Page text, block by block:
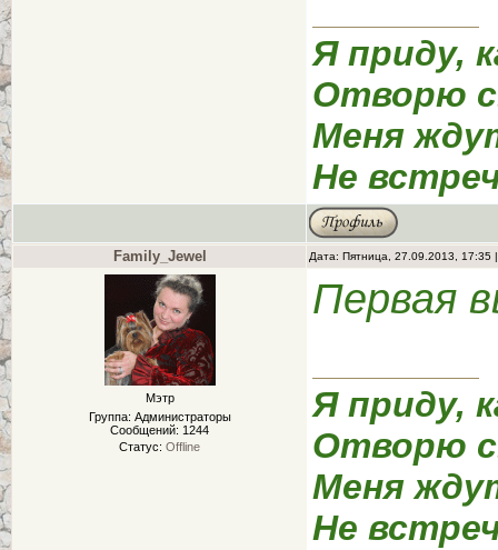
Я приду,
Отворю
Меня
Не
Family_Jewel Дата: Пятница, 27.09.2013,
Мэтр
Группа: Администраторы
Сообщений: 1244
Статус: Offline
Первая
Я приду,
Отворю
Меня
Не